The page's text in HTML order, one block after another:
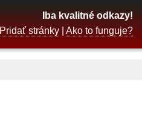
Iba kvalitné odkazy!
Pridať stránky
Ako to funguje?